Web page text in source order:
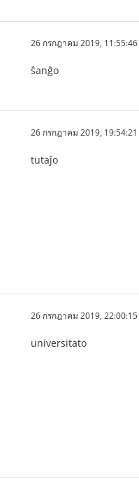
26 กรกฎาคม 2019, 11:55:46
ŝanĝo
26 กรกฎาคม 2019, 19:54:21
tutaĵo
26 กรกฎาคม 2019, 22:00:15
universitato